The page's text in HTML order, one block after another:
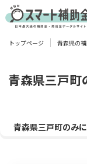
対象
トップページ 青森県の
青森県三戸町
青森県三戸町のみ